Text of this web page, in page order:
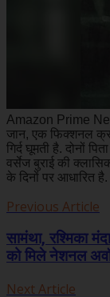
Amazon Prime
जान, एक फिक्शनल
गिर्द घूमती है. दोनों
वर्सेज बुराई की
के दिनों पर आधारित है.
Previous Article
सामंथा, रश्मिका
को मिले नेशनल
Next Article